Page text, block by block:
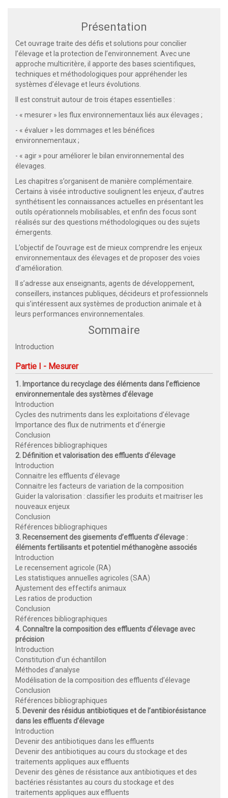
Présentation
Cet ouvrage traite des défis et solutions pour concilier
l’élevage et la protection de l’environnement. Avec une
approche multicritère, il apporte des bases scientifiques,
techniques et méthodologiques pour appréhender les
systèmes d’élevage et leurs évolutions.
Il est construit autour de trois étapes essentielles :
- « mesurer » les flux environnementaux liés aux élevages ;
- « évaluer » les dommages et les bénéfices
environnementaux ;
- « agir » pour améliorer le bilan environnemental des
élevages.
Les chapitres s’organisent de manière complémentaire.
Certains à visée introductive soulignent les enjeux, d’autres
synthétisent les connaissances actuelles en présentant les
outils opérationnels mobilisables, et enfin des focus sont
réalisés sur des questions méthodologiques ou des sujets
émergents.
L’objectif de l’ouvrage est de mieux comprendre les enjeux
environnementaux des élevages et de proposer des voies
d’amélioration.
Il s’adresse aux enseignants, agents de développement,
conseillers, instances publiques, décideurs et professionnels
qui s’intéressent aux systèmes de production animale et à
leurs performances environnementales.
Sommaire
Introduction
Partie I - Mesurer
1. Importance du recyclage des éléments dans l’efficience
environnementale des systèmes d’élevage
Introduction
Cycles des nutriments dans les exploitations d’élevage
Importance des flux de nutriments et d’énergie
Conclusion
Références bibliographiques
2. Définition et valorisation des effluents d’élevage
Introduction
Connaitre les effluents d’élevage
Connaitre les facteurs de variation de la composition
Guider la valorisation : classifier les produits et maitriser les
nouveaux enjeux
Conclusion
Références bibliographiques
3. Recensement des gisements d’effluents d’élevage :
éléments fertilisants et potentiel méthanogène associés
Introduction
Le recensement agricole (RA)
Les statistiques annuelles agricoles (SAA)
Ajustement des effectifs animaux
Les ratios de production
Conclusion
Références bibliographiques
4. Connaître la composition des effluents d’élevage avec
précision
Introduction
Constitution d’un échantillon
Méthodes d’analyse
Modélisation de la composition des effluents d’élevage
Conclusion
Références bibliographiques
5. Devenir des résidus antibiotiques et de l’antibiorésistance
dans les effluents d’élevage
Introduction
Devenir des antibiotiques dans les effluents
Devenir des antibiotiques au cours du stockage et des
traitements appliques aux effluents
Devenir des gènes de résistance aux antibiotiques et des
bactéries résistantes au cours du stockage et des
traitements appliques aux effluents